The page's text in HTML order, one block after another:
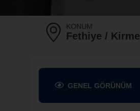
KONUM
Fethiye / Kirme
GENEL GÖRÜNÜM